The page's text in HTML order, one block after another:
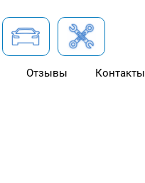
Отзывы Контакты